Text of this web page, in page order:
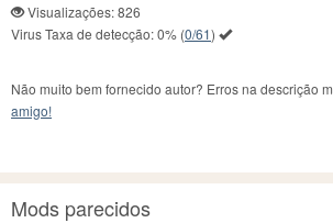
Visualizações: 826
Virus Taxa de detecção:0% (0/61)
Não muito bem fornecido autor? Erros na descrição
amigo!
Mods parecidos